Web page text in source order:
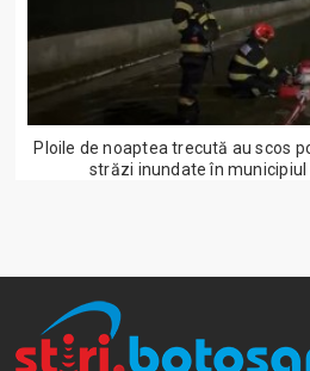
Ploile de noaptea trecută au scos
străzi inundate în municipiul